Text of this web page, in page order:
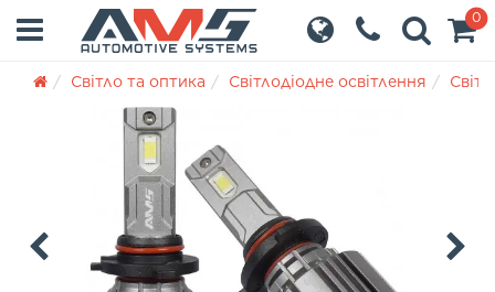
0
Світло та оптика Світлодіодне освітлення